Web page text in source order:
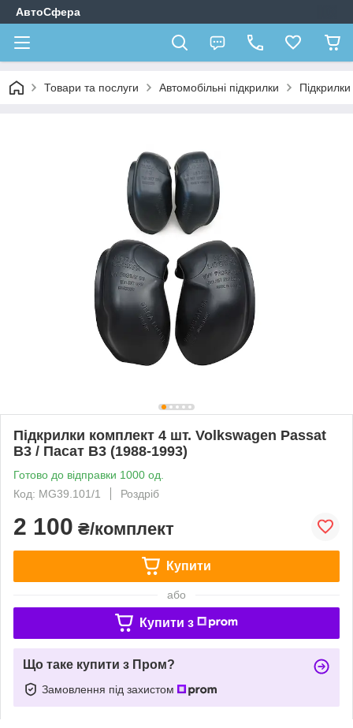
АвтоСфера
Товари та послуги Автомобільні підкрилки
Підкрилки комплект 4 шт. Volkswagen Passat
B3 / Пасат B3 (1988-1993)
Готово до відправки 1000 од.
Код: MG39.101/1
Роздріб
2 100 ₴/комплект
Купити
або
Купити з
Що таке купити з Пром?
Замовлення під захистом